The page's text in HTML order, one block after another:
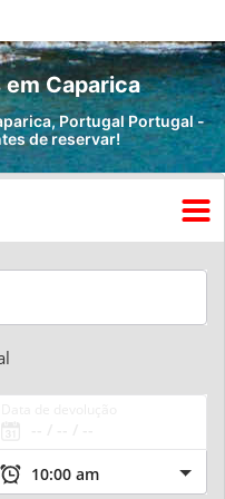
Caparica
Portugal Portugal -
de reservar!